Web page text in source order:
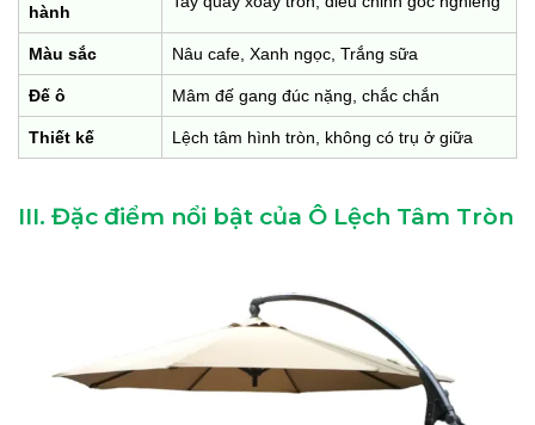
hành
Màu sắc Nâu cafe, Xanh ngọc, Trắng sữa
Đế ô Mâm đế gang đúc nặng, chắc chắn
Thiết kế Lệch tâm hình tròn, không có trụ ở giữa
III. Đặc điểm nổi bật của Ô Lệch Tâm Tròn